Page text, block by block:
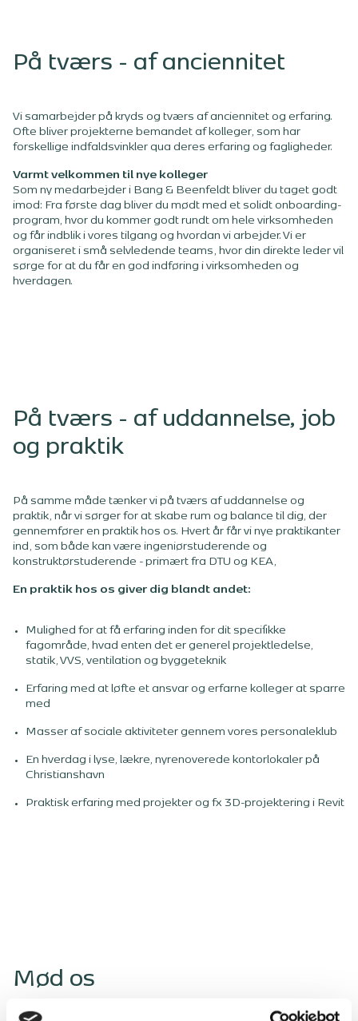
På tværs - af anciennitet
Vi samarbejder på kryds og tværs af anciennitet og erfaring.
Ofte bliver projekterne bemandet af kolleger, som har
forskellige indfaldsvinkler qua deres erfaring og fagligheder.
Varmt velkommen til nye kolleger
Som ny medarbejder i Bang & Beenfeldt bliver du taget godt
imod: Fra første dag bliver du mødt med et solidt onboarding-
program, hvor du kommer godt rundt om hele virksomheden
og får indblik i vores tilgang og hvordan vi arbejder. Vi er
organiseret i små selvledende teams, hvor din direkte leder vil
sørge for at du får en god indføring i virksomheden og
hverdagen.
På tværs - af uddannelse, job
og praktik
På samme måde tænker vi på tværs af uddannelse og
praktik, når vi sørger for at skabe rum og balance til dig, der
gennemfører en praktik hos os. Hvert år får vi nye praktikanter
ind, som både kan være ingeniørstuderende og
konstruktørstuderende - primært fra DTU og KEA,
En praktik hos os giver dig blandt andet:
Mulighed for at få erfaring inden for dit specifikke
fagområde, hvad enten det er generel projektledelse,
statik, VVS, ventilation og byggeteknik
Erfaring med at løfte et ansvar og erfarne kolleger at sparre
med
Masser af sociale aktiviteter gennem vores personaleklub
En hverdag i lyse, lækre, nyrenoverede kontorlokaler på
Christianshavn
Praktisk erfaring med projekter og fx 3D-projektering i Revit
Mød os